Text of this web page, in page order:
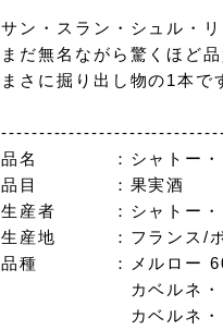
サン・スラン・シュル・
まだ無名ながら驚くほど
まさに掘り出し物の1本で
品名 ：シャトー・ラ
品目 ：果実酒
生産者 ：シャトー・
生産地 ：フランス/ボ
品種 ：メルロー
カベルネ・フ
カベルネ・ソー